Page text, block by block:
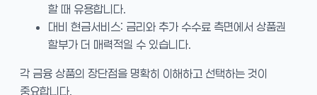
할 때 유용합니다.
대비 현금서비스: 금리와 추가 수수료 측면에서 상품권
할부가 더 매력적일 수 있습니다.
각 금융 상품의 장단점을 명확히 이해하고 선택하는 것이
중요합니다.